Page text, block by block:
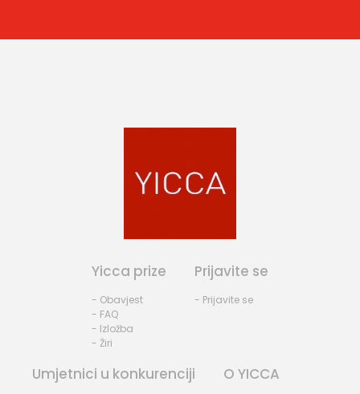
Yicca prize
- Obavjest
- FAQ
- Izložba
- Žiri
Prijavite se
- Prijavite se
Umjetnici u konkurenciji O YICCA